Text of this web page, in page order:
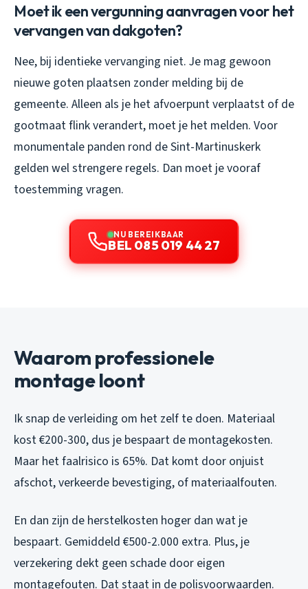
Moet ik een vergunning aanvragen voor het
vervangen van dakgoten?
Nee, bij identieke vervanging niet. Je mag gewoon
nieuwe goten plaatsen zonder melding bij de
gemeente. Alleen als je het afvoerpunt verplaatst of de
gootmaat flink verandert, moet je het melden. Voor
monumentale panden rond de Sint-Martinuskerk
gelden wel strengere regels. Dan moet je vooraf
toestemming vragen.
NU BEREIKBAAR
BEL 085 019 44 27
Waarom professionele
montage loont
Ik snap de verleiding om het zelf te doen. Materiaal
kost €200-300, dus je bespaart de montagekosten.
Maar het faalrisico is 65%. Dat komt door onjuist
afschot, verkeerde bevestiging, of materiaalfouten.
En dan zijn de herstelkosten hoger dan wat je
bespaart. Gemiddeld €500-2.000 extra. Plus, je
verzekering dekt geen schade door eigen
montagefouten. Dat staat in de polisvoorwaarden.